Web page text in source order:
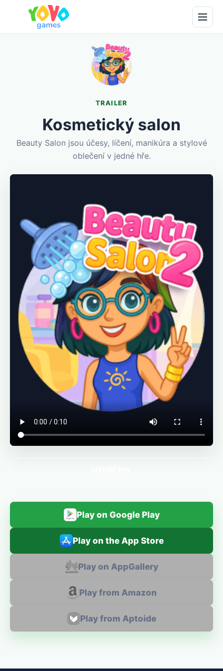
TRAILER
Kosmetický salon
Beauty Salon jsou účesy, líčení, manikúra a stylové
oblečení v jedné hře.
Play on Google Play
Play on the App Store
Play on AppGallery
Play from Amazon
Play from Aptoide